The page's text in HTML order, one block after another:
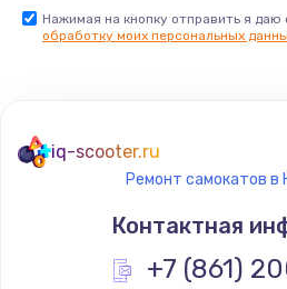
Нажимая на кнопку отправить я даю
обработку моих персональных
iq-scooter.ru
Ремонт самокатов в
Контактная
+7 (861)